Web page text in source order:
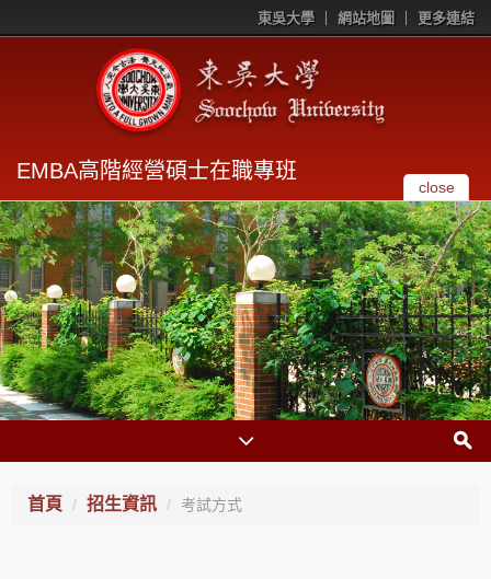
東吳大學 網站地圖 更多連結
EMBA高階經營碩士在職專班
close
首頁 招生資訊 考試方式